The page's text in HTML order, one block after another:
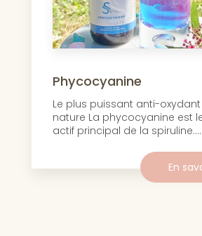
Phycocyanine
Le plus puissant anti-
nature La phycocyanine est
actif principal de la spiruline....
En